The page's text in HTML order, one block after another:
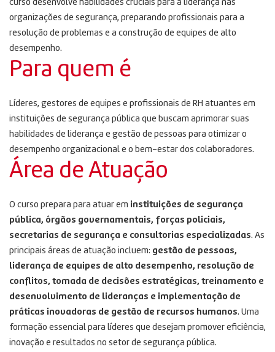
curso desenvolve habilidades cruciais para a liderança nas
organizações de segurança, preparando profissionais para a
resolução de problemas e a construção de equipes de alto
desempenho.
Para quem é
Líderes, gestores de equipes e profissionais de RH atuantes em
instituições de segurança pública que buscam aprimorar suas
habilidades de liderança e gestão de pessoas para otimizar o
desempenho organizacional e o bem-estar dos colaboradores.
Área de Atuação
O curso prepara para atuar em instituições de segurança
pública, órgãos governamentais, forças policiais,
secretarias de segurança e consultorias especializadas. As
principais áreas de atuação incluem: gestão de pessoas,
liderança de equipes de alto desempenho, resolução de
conflitos, tomada de decisões estratégicas, treinamento e
desenvolvimento de lideranças e implementação de
práticas inovadoras de gestão de recursos humanos. Uma
formação essencial para líderes que desejam promover eficiência,
inovação e resultados no setor de segurança pública.